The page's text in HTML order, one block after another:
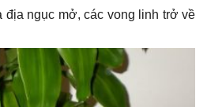
ngục mở, các vong linh trở về